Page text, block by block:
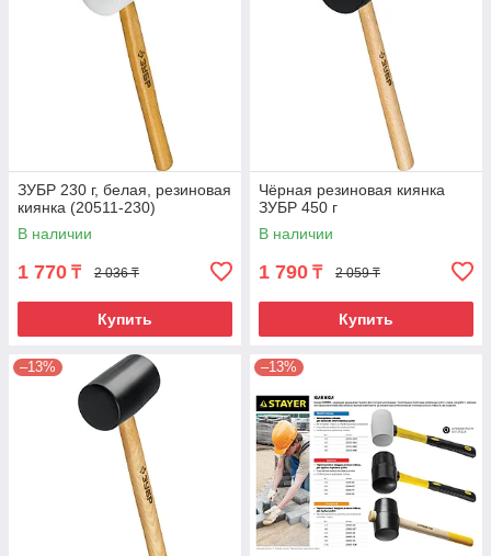
ЗУБР 230 г, белая, резиновая
киянка (20511-230)
В наличии
1 770 ₸ 2 036 ₸
Купить
Чёрная резиновая киянка
ЗУБР 450 г
В наличии
1 790 ₸ 2 059 ₸
Купить
–13% –13%